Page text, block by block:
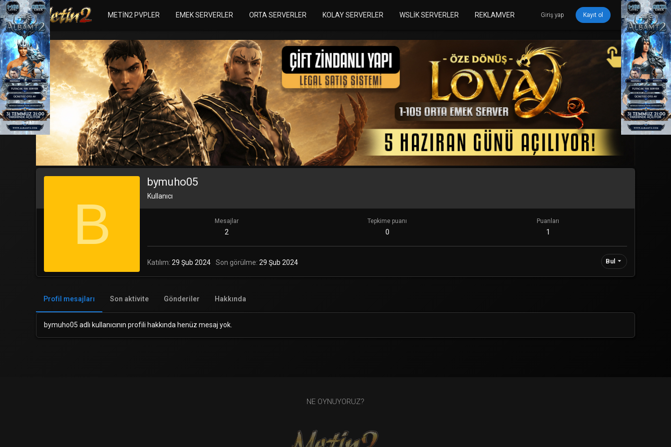
METIN2 PVPLER EMEK SERVERLER ORTA SERVERLER KOLAY SERVERLER WSLIK SERVERLER REKLAMVER Giriş yap Kayıt ol
B
bymuho05
Kullanıcı
Mesajlar
2
Tepkime puanı
0
Puanları
1
Katılım 29 Şub 2024 Son görülme 29 Şub 2024 Bul
Profil mesajları Son aktivite Gönderiler Hakkında
bymuho05 adlı kullanıcının profili hakkında henüz mesaj yok.
NE OYNUYORUZ?